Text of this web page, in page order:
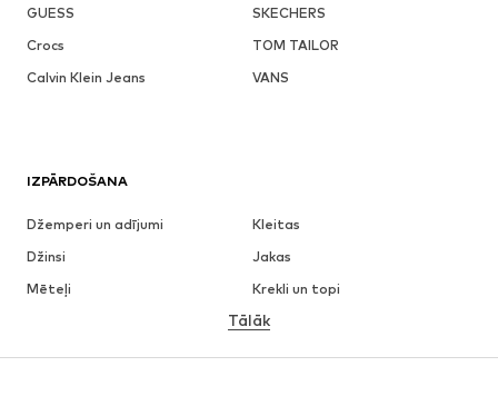
GUESS
SKECHERS
Crocs
TOM TAILOR
Calvin Klein Jeans
VANS
IZPĀRDOŠANA
Džemperi un adījumi
Kleitas
Džinsi
Jakas
Mēteļi
Krekli un topi
Apakšveļa
Svārki
Blūzes un tunikas
Tālāk